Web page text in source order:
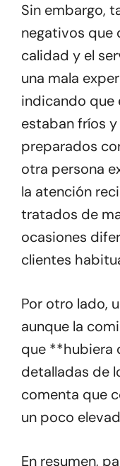
Sin embargo,
negativos que
calidad y el
una mala
indicando que
estaban fríos
preparados
otra persona
la atención
tratados de
ocasiones
clientes
Por otro lado,
aunque la
que **hubiera
detalladas de
comenta que
un poco
En resumen,